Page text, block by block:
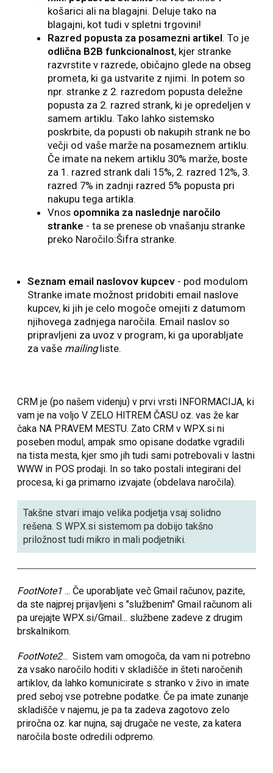
košarici ali na blagajni. Deluje tako na
blagajni, kot tudi v spletni trgovini!
Razred popusta za posamezni artikel. To je
odlična B2B funkcionalnost, kjer stranke
razvrstite v razrede, običajno glede na obseg
prometa, ki ga ustvarite z njimi. In potem so
npr. stranke z 2. razredom popusta deležne
popusta za 2. razred strank, ki je opredeljen v
samem artiklu. Tako lahko sistemsko
poskrbite, da popusti ob nakupih strank ne bo
večji od vaše marže na posameznem artiklu.
Če imate na nekem artiklu 30% marže, boste
za 1. razred strank dali 15%, 2. razred 12%, 3.
razred 7% in zadnji razred 5% popusta pri
nakupu tega artikla.
Vnos opomnika za naslednje naročilo
stranke - ta se prenese ob vnašanju stranke
preko Naročilo:Šifra stranke.
Seznam email naslovov kupcev - pod modulom
Stranke imate možnost pridobiti email naslove
kupcev, ki jih je celo mogoče omejiti z datumom
njihovega zadnjega naročila. Email naslov so
pripravljeni za uvoz v program, ki ga uporabljate
za vaše mailingliste.
CRM je (po našem videnju) v prvi vrsti INFORMACIJA, ki
vam je na voljo V ZELO HITREM ČASU oz. vas že kar
čaka NA PRAVEM MESTU. Zato CRM v WPX.si ni
poseben modul, ampak smo opisane dodatke vgradili
na tista mesta, kjer smo jih tudi sami potrebovali v lastni
WWW in POS prodaji. In so tako postali integirani del
procesa, ki ga primarno izvajate (obdelava naročila).
Takšne stvari imajo velika podjetja vsaj solidno
rešena. S WPX.si sistemom pa dobijo takšno
priložnost tudi mikro in mali podjetniki.
FootNote1 ... Če uporabljate več Gmail računov, pazite,
da ste najprej prijavljeni s "službenim" Gmail računom ali
pa urejajte WPX.si/Gmail... službene zadeve z drugim
brskalnikom.
FootNote2... Sistem vam omogoča, da vam ni potrebno
za vsako naročilo hoditi v skladišče in šteti naročenih
artiklov, da lahko komunicirate s stranko v živo in imate
pred seboj vse potrebne podatke. Če pa imate zunanje
skladišče v najemu, je pa ta zadeva zagotovo zelo
priročna oz. kar nujna, saj drugače ne veste, za katera
naročila boste odredili odpremo.